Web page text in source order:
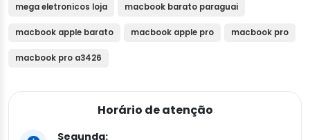
mega eletronicos loja macbook barato paraguai
macbook apple barato macbook apple pro macbook pro
macbook pro a3426
Horário de atenção
Segunda: